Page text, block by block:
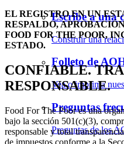
Escribe a una
Construir una
Folleto de
Vea o imprima
Preguntas
Preguntas de los
EL REGISTRO EN UN
RESPALDO,
FOOD FOR THE POOR,
ESTADO.
CONFIABLE.
RESPONSABLE.
Food For The Poor es una
bajo la sección 501(c)(3),
responsable y total
de impuestos conforme a la